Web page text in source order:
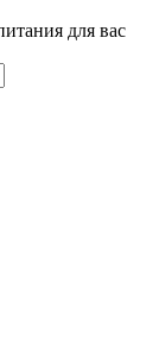
для вас